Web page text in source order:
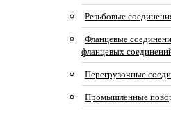
Резьбовые
Фланцевые
фланцевых
Перегрузочные
Промышленные